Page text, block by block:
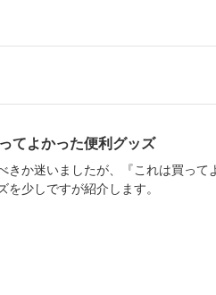
てよかった便利グッズ
きか迷いましたが、『これは買って
少しですが紹介します。